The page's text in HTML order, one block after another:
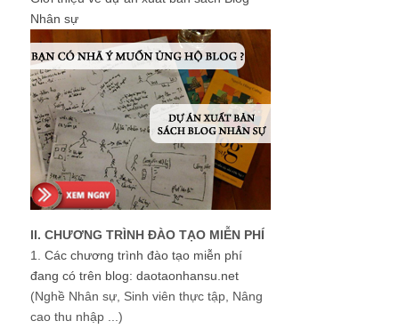
Nhân sự
II. CHƯƠNG TRÌNH ĐÀO TẠO MIỄN PHÍ
1. Các chương trình đào tạo miễn phí
đang có trên blog: daotaonhansu.net
(Nghề Nhân sự, Sinh viên thực tập, Nâng
cao thu nhập ...)